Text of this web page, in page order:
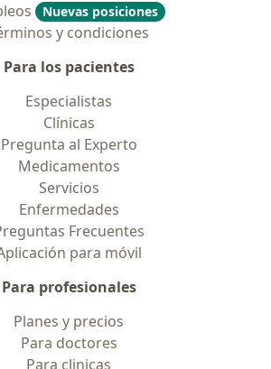
Nuevas posiciones
y condiciones
Para los pacientes
Especialistas
Clínicas
Pregunta al Experto
Medicamentos
Servicios
Enfermedades
Frecuentes
para móvil
Para profesionales
Planes y precios
Para doctores
Para clinicas